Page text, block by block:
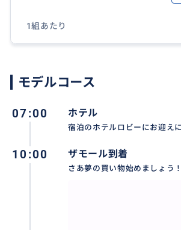
s://travel.buyma.com/service/
513000016/
vice/a030199/
1組あたり
モデルコース
07:00 ホテル
宿泊のホテルロビーにお迎え
10:00 ザモール到着
さあ夢の買い物始めましょう